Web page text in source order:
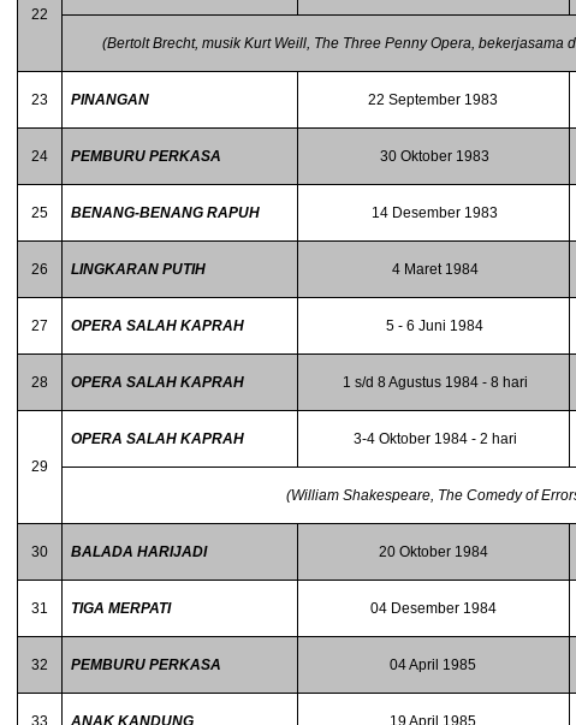
22
(Bertolt Brecht, musik Kurt Weill, The Three Penny Opera, bekerjasama
23 PINANGAN 22 September 1983
24 PEMBURU PERKASA 30 Oktober 1983
25 BENANG-BENANG RAPUH 14 Desember 1983
26 LINGKARAN PUTIH 4 Maret 1984
27 OPERA SALAH KAPRAH 5 - 6 Juni 1984
28 OPERA SALAH KAPRAH 1 s/d 8 Agustus 1984 - 8 hari
29
OPERA SALAH KAPRAH 3-4 Oktober 1984 - 2 hari
(William Shakespeare, The Comedy of
30 BALADA HARIJADI 20 Oktober 1984
31 TIGA MERPATI 04 Desember 1984
32 PEMBURU PERKASA 04 April 1985
33 ANAK KANDUNG 19 April 1985